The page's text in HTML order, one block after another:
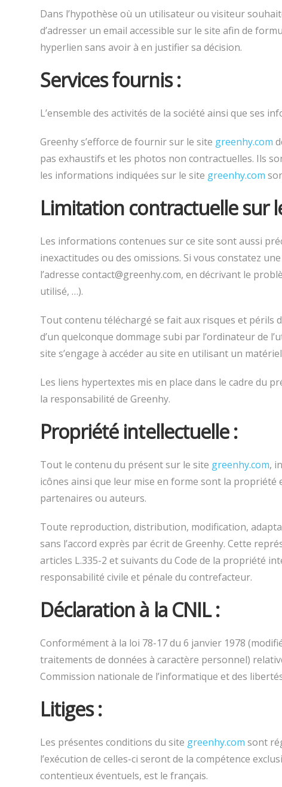
Dans l’hypothèse où un utilisateur ou visiteur
d’adresser un email accessible sur le site afin de
hyperlien sans avoir à en justifier sa décision.
Services fournis :
L’ensemble des activités de la société ainsi que ses
Greenhy s’efforce de fournir sur le site greenhy.com
pas exhaustifs et les photos non contractuelles. Ils
les informations indiquées sur le site greenhy.com
Limitation contractuelle sur
Les informations contenues sur ce site sont aussi
inexactitudes ou des omissions. Si vous constatez
l’adresse contact@greenhy.com, en décrivant le
utilisé, …).
Tout contenu téléchargé se fait aux risques et périls
d’un quelconque dommage subi par l’ordinateur de
site s’engage à accéder au site en utilisant un
Les liens hypertextes mis en place dans le cadre du
la responsabilité de Greenhy.
Propriété intellectuelle :
Tout le contenu du présent sur le site greenhy.com,
icônes ainsi que leur mise en forme sont la propriété
partenaires ou auteurs.
Toute reproduction, distribution, modification,
sans l’accord exprès par écrit de Greenhy. Cette
articles L.335-2 et suivants du Code de la propriété
responsabilité civile et pénale du contrefacteur.
Déclaration à la CNIL :
Conformément à la loi 78-17 du 6 janvier 1978
traitements de données à caractère personnel)
Commission nationale de l’informatique et des
Litiges :
Les présentes conditions du site greenhy.com sont
l’exécution de celles-ci seront de la compétence
contentieux éventuels, est le français.